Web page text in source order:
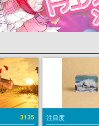
3135 注目度